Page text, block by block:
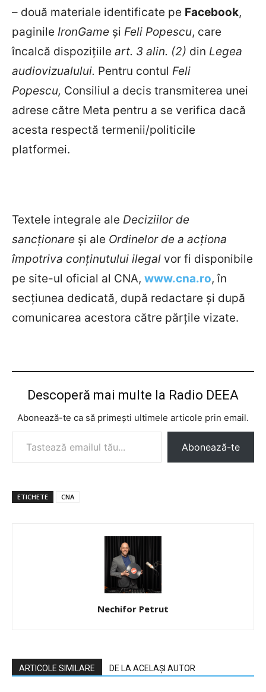
– două materiale identificate pe Facebook,
paginile IronGame și Feli Popescu, care
încalcă dispozițiile art. 3 alin. (2) din Legea
audiovizualului. Pentru contul Feli
Popescu, Consiliul a decis transmiterea unei
adrese către Meta pentru a se verifica dacă
acesta respectă termenii/politicile
platformei.
Textele integrale ale Deciziilor de
sancționare și ale Ordinelor de a acționa
împotriva conținutului ilegal vor fi disponibile
pe site-ul oficial al CNA, www.cna.ro, în
secțiunea dedicată, după redactare și după
comunicarea acestora către părțile vizate.
Descoperă mai multe la Radio DEEA
Abonează-te ca să primești ultimele articole prin email.
Tastează emailul tău...
Abonează-te
ETICHETE CNA
Nechifor Petrut
ARTICOLE SIMILARE DE LA ACELAȘI AUTOR